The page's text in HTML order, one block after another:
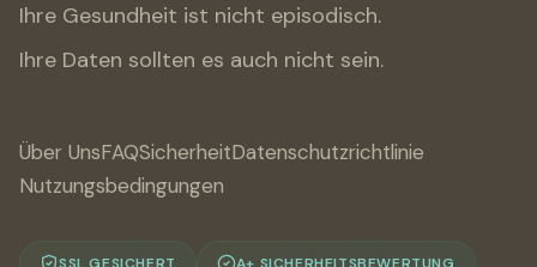
Ihre Gesundheit ist nicht episodisch.
Ihre Daten sollten es auch nicht sein.
Über UnsFAQSicherheitDatenschutzrichtlinie
Nutzungsbedingungen